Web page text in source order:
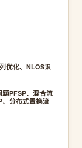
优化、NLOS识
题PFSP、 混合流
、分布式置换流